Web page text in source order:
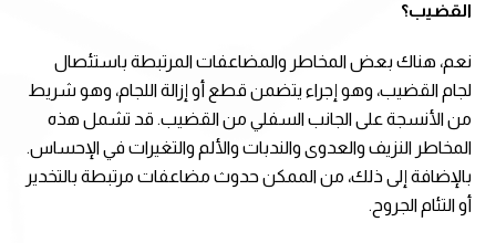
القضيب؟
نعم، هناك بعض المخاطر والمضاعفات المرتبطة باستئصال
لجام القضيب، وهو إجراء يتضمن قطع أو إزالة اللجام، وهو شريط
من الأنسجة على الجانب السفلي من القضيب. قد تشمل هذه
المخاطر النزيف والعدوى والندبات والألم والتغيرات في الإحساس.
بالإضافة إلى ذلك، من الممكن حدوث مضاعفات مرتبطة بالتخدير
أو التئام الجروح.